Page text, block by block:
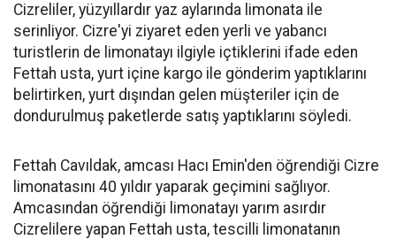
Cizreliler, yüzyıllardır yaz aylarında limonata ile
serinliyor. Cizre'yi ziyaret eden yerli ve yabancı
turistlerin de limonatayı ilgiyle içtiklerini ifade eden
Fettah usta, yurt içine kargo ile gönderim yaptıklarını
belirtirken, yurt dışından gelen müşteriler için de
dondurulmuş paketlerde satış yaptıklarını söyledi.
Fettah Cavıldak, amcası Hacı Emin'den öğrendiği Cizre
limonatasını 40 yıldır yaparak geçimini sağlıyor.
Amcasından öğrendiği limonatayı yarım asırdır
Cizrelilere yapan Fettah usta, tescilli limonatanın